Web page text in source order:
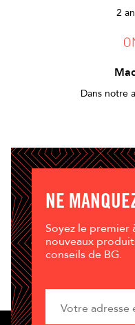
2
Dans notre
NE
Soyez le premier
nouveaux
conseils de BG.